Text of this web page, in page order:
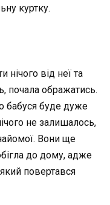
куртку.
нічого від неї та
почала ображатись.
бабуся буде дуже
не залишалось,
Вони ще
до дому, адже
повертався